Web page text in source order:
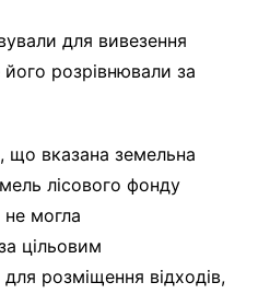
для вивезення
його розрівнювали за
що вказана земельна
лісового фонду
не могла
цільовим
розміщення відходів,